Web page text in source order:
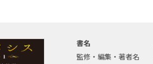
書名
監修・編集・著者名